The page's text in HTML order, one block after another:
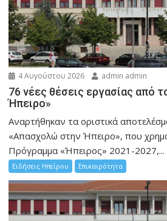
4 Αυγούστου 2026 admin admin
76 νέες θέσεις εργασίας από
Ήπειρο»
Αναρτήθηκαν τα οριστικά
«Απασχολώ στην Ήπειρο», που
Πρόγραμμα «Ήπειρος» 2021-2027,...
Ειδήσεις Ηπείρου Επικαιρότητα